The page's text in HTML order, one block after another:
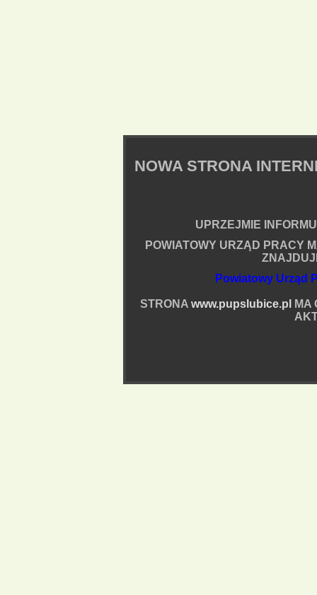
NOWA STRONA
UPRZEJMIE
POWIATOWY URZĄD PRACY
Powiatowy Urząd
STRONA www.pupslubice.pl
MA